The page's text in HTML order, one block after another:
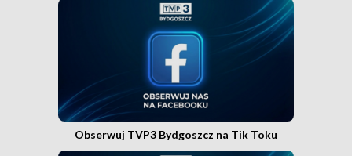
Obserwuj TVP3 Bydgoszcz na Tik Toku